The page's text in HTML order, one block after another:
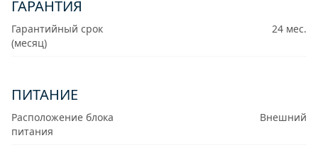
ГАРАНТИЯ
Гарантийный срок
(месяц)
24 мес.
ПИТАНИЕ
Расположение блока
питания
Внешний